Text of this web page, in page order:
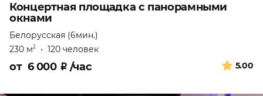
Концертная площадка с панорамными
окнами
Белорусская (6мин.)
230 м2 • 120 человек
5.00
от 6 000 ₽ /час